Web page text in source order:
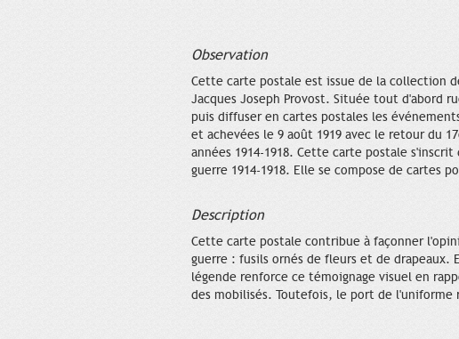
Observation
Cette carte postale est issue de la collection
Jacques Joseph Provost. Située tout d'abord
puis diffuser en cartes postales les
et achevées le 9 août 1919 avec le retour du
années 1914-1918. Cette carte postale
guerre 1914-1918. Elle se compose de cartes
Description
Cette carte postale contribue à façonner
guerre : fusils ornés de fleurs et de drapeaux.
légende renforce ce témoignage visuel en
des mobilisés. Toutefois, le port de l'uniforme